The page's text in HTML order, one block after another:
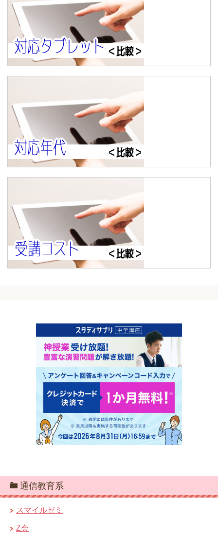
通信教育系
スマイルゼミ
Z会